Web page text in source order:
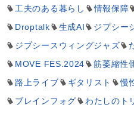
工夫のある暮らし
情報保障
Droptalk
生成AI ジプシー
ジプシースウィングジャズ
MOVE FES.2024
筋萎縮性
路上ライブ
ギタリスト 慢
ブレインフォグ
わたしのト